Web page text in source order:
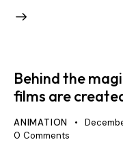
Behind the
films are
ANIMATION
0 Comments